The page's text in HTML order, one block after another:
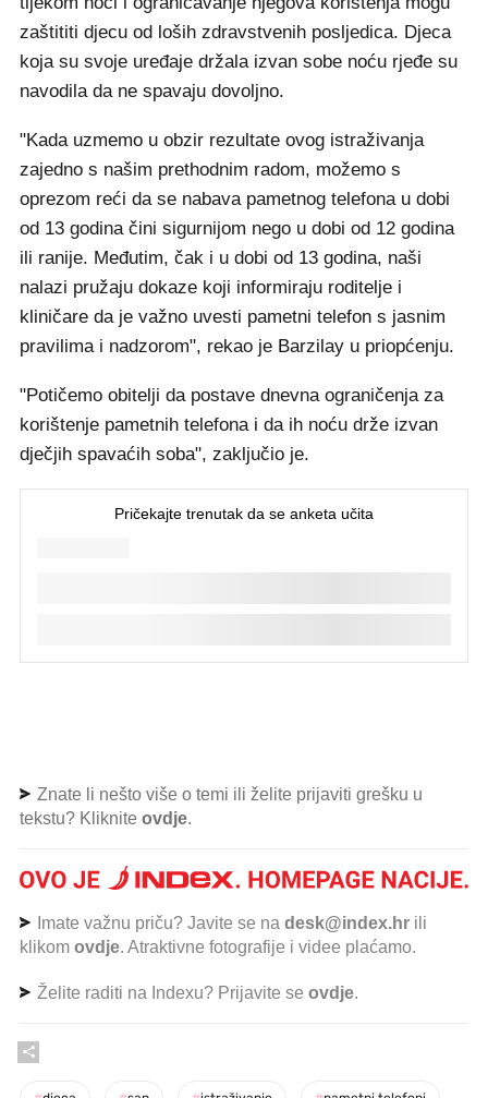
zaštititi djecu od loših zdravstvenih posljedica. Djeca
koja su svoje uređaje držala izvan sobe noću rjeđe su
navodila da ne spavaju dovoljno.
"Kada uzmemo u obzir rezultate ovog istraživanja
zajedno s našim prethodnim radom, možemo s
oprezom reći da se nabava pametnog telefona u dobi
od 13 godina čini sigurnijom nego u dobi od 12 godina
ili ranije. Međutim, čak i u dobi od 13 godina, naši
nalazi pružaju dokaze koji informiraju roditelje i
kliničare da je važno uvesti pametni telefon s jasnim
pravilima i nadzorom", rekao je Barzilay u priopćenju.
"Potičemo obitelji da postave dnevna ograničenja za
korištenje pametnih telefona i da ih noću drže izvan
dječjih spavaćih soba", zaključio je.
Znate li nešto više o temi ili želite prijaviti grešku u
tekstu? Kliknite ovdje.
Imate važnu priču? Javite se na desk@index.hr ili
klikom ovdje. Atraktivne fotografije i videe plaćamo.
Želite raditi na Indexu? Prijavite se ovdje.